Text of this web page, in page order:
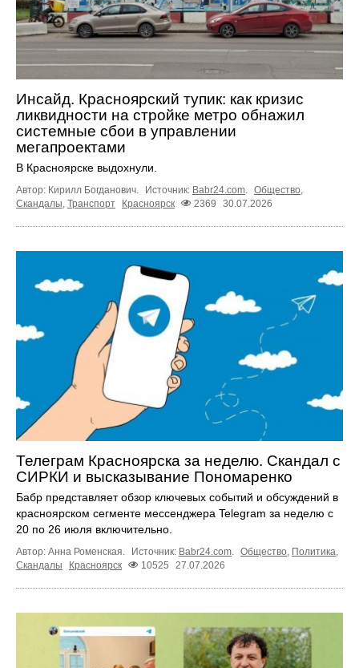
Инсайд. Красноярский тупик: как кризис
ликвидности на стройке метро обнажил
системные сбои в управлении
мегапроектами
В Красноярске выдохнули.
Автор: Кирилл Богданович. Источник: Babr24.com. Общество,
Скандалы, Транспорт Красноярск 2369 30.07.2026
Телеграм Красноярска за неделю. Скандал с
СИРКИ и высказывание Пономаренко
Бабр представляет обзор ключевых событий и обсуждений в
красноярском сегменте мессенджера Telegram за неделю с
20 по 26 июля включительно.
Автор: Анна Роменская. Источник: Babr24.com Общество Политика
Скандалы
Красноярск 10525 27.07.2026